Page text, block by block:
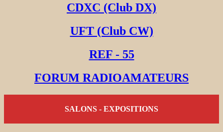
CDXC (Club DX)
UFT (Club CW)
REF - 55
FORUM RADIOAMATEURS
SALONS - EXPOSITIONS